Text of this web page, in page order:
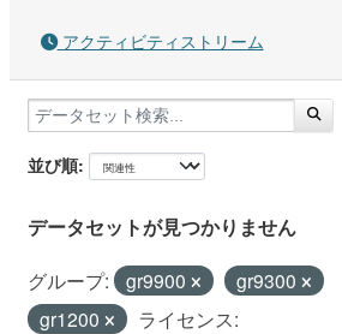
アクティビティストリーム
並び順
データセットが見つかりません
グループ: gr9900
gr9300
gr1200
ライセンス: